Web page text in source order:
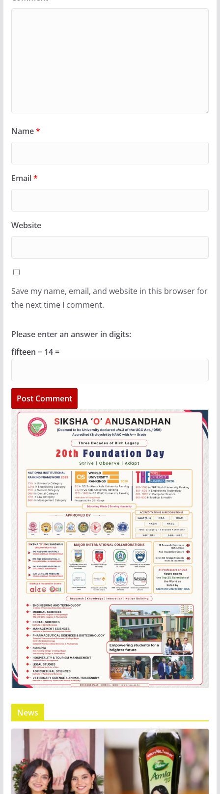
Name*
Email*
Website
Save my name, email, and website in this browser for
the next time I comment.
Please enter an answer in digits:
fifteen − 14 =
News